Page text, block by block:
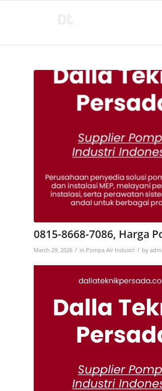
0815-8668-7086, Harga
March 29, 2026 / in Pompa Air Industri / by